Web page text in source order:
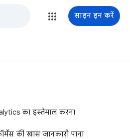
साइन इन करें
का इस्तेमाल करना
की खास जानकारी पाना